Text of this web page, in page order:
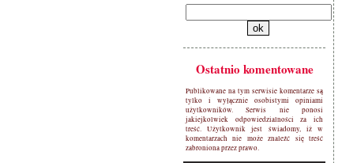
Ostatnio komentowane
Publikowane na tym serwisie komentarze są
tylko i wyłącznie osobistymi opiniami
użytkowników. Serwis nie ponosi
jakiejkolwiek odpowiedzialności za ich
treść. Użytkownik jest świadomy, iż w
komentarzach nie może znaleźć się treść
zabroniona przez prawo.